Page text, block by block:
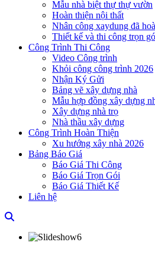
Mẫu nhà biệt thự thự vườn
Hoàn thiện nội thất
Nhân công xaydung đã
Thiết kế và thi công trọn
Công Trình Thi Công
Video Công trình
Khỏi công công trình 2026
Nhận Ký Gửi
Bảng vẽ xây dựng nhà
Mẫu hợp đồng xây dựng
Xây dựng nhà trọ
Nhà thầu xây dựng
Công Trình Hoàn Thiện
Xu hướng xây nhà 2026
Bảng Báo Giá
Báo Giá Thi Công
Báo Giá Trọn Gói
Báo Giá Thiết Kế
Liên hệ